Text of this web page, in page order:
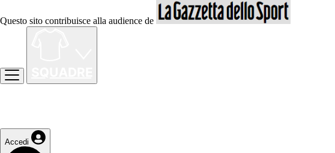
Questo sito contribuisce alla audience de
Accedi